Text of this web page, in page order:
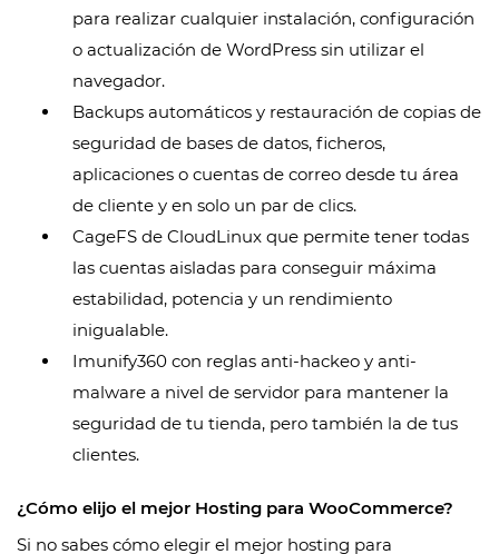
para realizar cualquier instalación, configuración
o actualización de WordPress sin utilizar el
navegador.
Backups automáticos y restauración de copias de
seguridad de bases de datos, ficheros,
aplicaciones o cuentas de correo desde tu área
de cliente y en solo un par de clics.
CageFS de CloudLinux que permite tener todas
las cuentas aisladas para conseguir máxima
estabilidad, potencia y un rendimiento
inigualable.
Imunify360 con reglas anti-hackeo y anti-
malware a nivel de servidor para mantener la
seguridad de tu tienda, pero también la de tus
clientes.
¿Cómo elijo el mejor Hosting para WooCommerce?
Si no sabes cómo elegir el mejor hosting para